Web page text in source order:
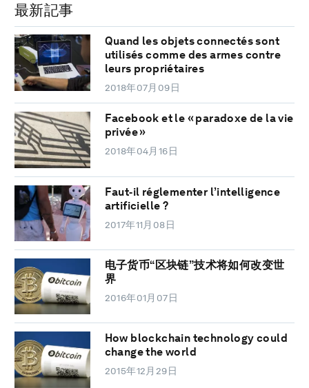
最新記事
Quand les objets connectés sont
utilisés comme des armes contre
leurs propriétaires
2018年07月09日
Facebook et le « paradoxe de la vie
privée »
2018年04月16日
Faut‑il réglementer l’intelligence
artificielle ?
2017年11月08日
电子货币“区块链”技术将如何改变世
界
2016年01月07日
How blockchain technology could
change the world
2015年12月29日